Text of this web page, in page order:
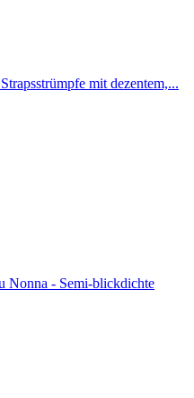
mit dezentem,...
Nonna - Semi-blickdichte